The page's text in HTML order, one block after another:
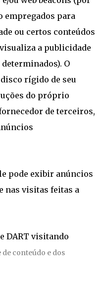
empregados para
ou certos conteúdos
a publicidade
O
rígido de seu
do próprio
de terceiros,
pode exibir anúncios
nas visitas feitas a
DART visitando
conteúdo e dos